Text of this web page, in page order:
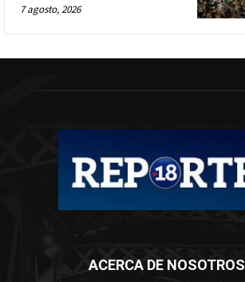
7 agosto, 2026
ACERCA DE NOSOTROS